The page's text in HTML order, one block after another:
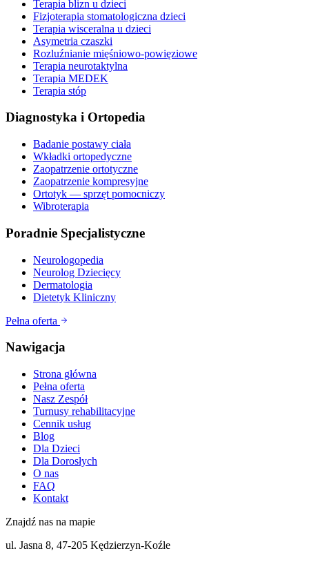
Terapia blizn u dzieci
Fizjoterapia stomatologiczna dzieci
Terapia wisceralna u dzieci
Asymetria czaszki
Rozluźnianie mięśniowo-powięziowe
Terapia neurotaktylna
Terapia MEDEK
Terapia stóp
Diagnostyka i Ortopedia
Badanie postawy ciała
Wkładki ortopedyczne
Zaopatrzenie ortotyczne
Zaopatrzenie kompresyjne
Ortotyk — sprzęt pomocniczy
Wibroterapia
Poradnie Specjalistyczne
Neurologopedia
Neurolog Dziecięcy
Dermatologia
Dietetyk Kliniczny
Pełna oferta
Nawigacja
Strona główna
Pełna oferta
Nasz Zespół
Turnusy rehabilitacyjne
Cennik usług
Blog
Dla Dzieci
Dla Dorosłych
O nas
FAQ
Kontakt
Znajdź nas na mapie
ul. Jasna 8, 47-205 Kędzierzyn-Koźle